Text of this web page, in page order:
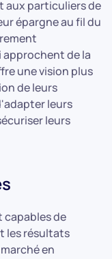
aux particuliers de
épargne au fil du
approchent de la
une vision plus
de leurs
leurs
leurs
capables de
les résultats
en